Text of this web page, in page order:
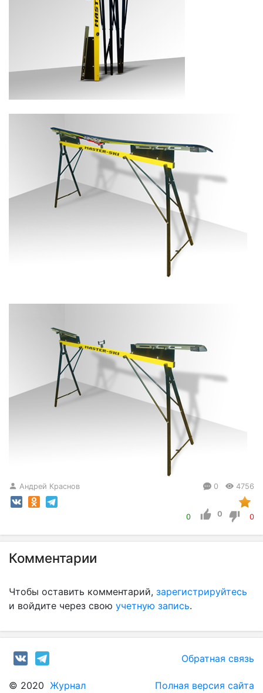
Андрей Краснов 0 4756
0 0 0
Комментарии
Чтобы оставить комментарий, зарегистрируйтесь
и войдите через свою учетную запись.
Обратная связь
© 2020 Журнал Полная версия сайта